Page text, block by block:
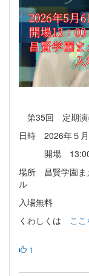
第35回 定期演
日時 2026年５月
開場
場所 昌賢学園ま
ル
入場無料
くわしくは こ
1